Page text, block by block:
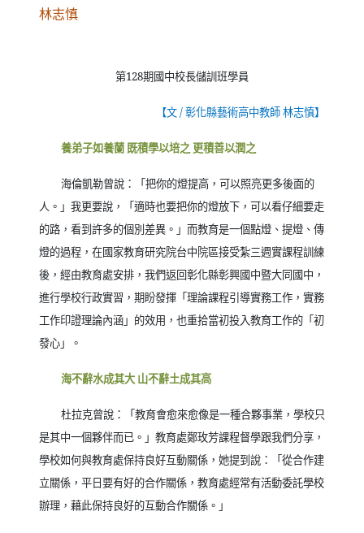
林志慎
第128期國中校長儲訓班學員
【文/彰化縣藝術高中教師 林志慎】
養弟子如養蘭 既積學以培之 更積善以潤之
海倫凱勒曾說：「把你的燈提高，可以照亮更多後面的
人。」我更要說，「適時也要把你的燈放下，可以看仔細要走
的路，看到許多的個別差異。」而教育是一個點燈、提燈、傳
燈的過程，在國家教育研究院台中院區接受紮三週實課程訓練
後，經由教育處安排，我們返回彰化縣彰興國中暨大同國中，
進行學校行政實習，期盼發揮「理論課程引導實務工作，實務
工作印證理論內涵」的效用，也重拾當初投入教育工作的「初
發心」。
海不辭水成其大 山不辭土成其高
杜拉克曾說：「教育會愈來愈像是一種合夥事業，學校只
是其中一個夥伴而已。」教育處鄭玫芳課程督學跟我們分享，
學校如何與教育處保持良好互動關係，她提到說：「從合作建
立關係，平日要有好的合作關係，教育處經常有活動委託學校
辦理，藉此保持良好的互動合作關係。」